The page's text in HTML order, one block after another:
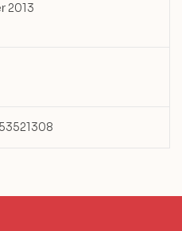
2013